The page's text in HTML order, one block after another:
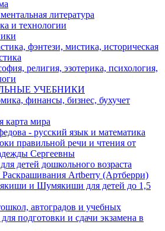
литература
и технологии
фэнтези, мистика, историческая
религия, эзотерика, психология,
УЧЕБНИКИ
финансы, бизнес, бухучет
карта мира
- русский язык и математика
правильной речи и чтения от
Сергеевны
детей дошкольного возраста
Artberry (Артберри)
и Шумякиши для детей до 1,5
автоградов и учебных
подготовки и сдачи экзамена в